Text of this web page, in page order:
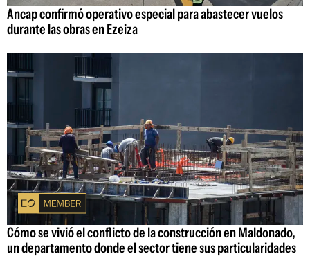
Ancap confirmó operativo especial para abastecer vuelos
durante las obras en Ezeiza
Cómo se vivió el conflicto de la construcción en Maldonado,
un departamento donde el sector tiene sus particularidades